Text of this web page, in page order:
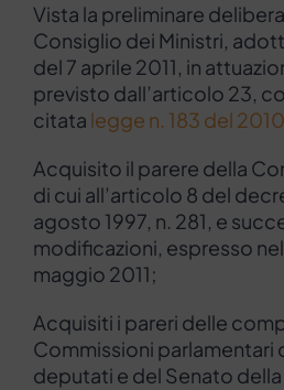
Vista la preliminare
Consiglio dei Ministri,
del 7 aprile 2011, in
previsto dall’articolo 23,
citata legge n. 183 del 2010
Acquisito il parere della
di cui all’articolo 8 del
agosto 1997, n. 281, e
modificazioni, espresso
maggio 2011;
Acquisiti i pareri delle
Commissioni parlamentari
deputati e del Senato